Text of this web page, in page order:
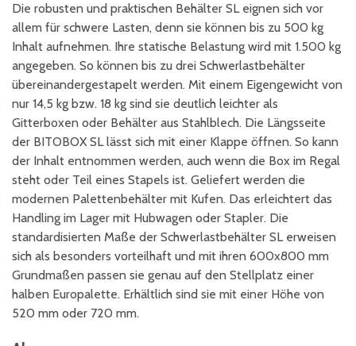
Die robusten und praktischen Behälter SL eignen sich vor
allem für schwere Lasten, denn sie können bis zu 500 kg
Inhalt aufnehmen. Ihre statische Belastung wird mit 1.500 kg
angegeben. So können bis zu drei Schwerlastbehälter
übereinandergestapelt werden. Mit einem Eigengewicht von
nur 14,5 kg bzw. 18 kg sind sie deutlich leichter als
Gitterboxen oder Behälter aus Stahlblech. Die Längsseite
der BITOBOX SL lässt sich mit einer Klappe öffnen. So kann
der Inhalt entnommen werden, auch wenn die Box im Regal
steht oder Teil eines Stapels ist. Geliefert werden die
modernen Palettenbehälter mit Kufen. Das erleichtert das
Handling im Lager mit Hubwagen oder Stapler. Die
standardisierten Maße der Schwerlastbehälter SL erweisen
sich als besonders vorteilhaft und mit ihren 600x800 mm
Grundmaßen passen sie genau auf den Stellplatz einer
halben Europalette. Erhältlich sind sie mit einer Höhe von
520 mm oder 720 mm.